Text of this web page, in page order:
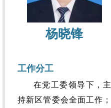
杨晓锋
工作分工
在党工委领导下，主
持新区管委会全面工作；